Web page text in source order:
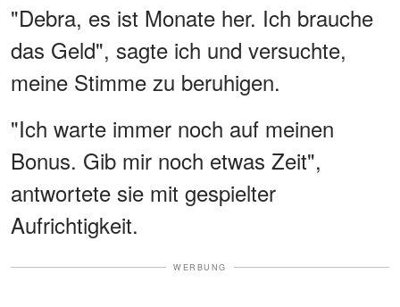
"Debra, es ist Monate her. Ich brauche
das Geld", sagte ich und versuchte,
meine Stimme zu beruhigen.
"Ich warte immer noch auf meinen
Bonus. Gib mir noch etwas Zeit",
antwortete sie mit gespielter
Aufrichtigkeit.
WERBUNG